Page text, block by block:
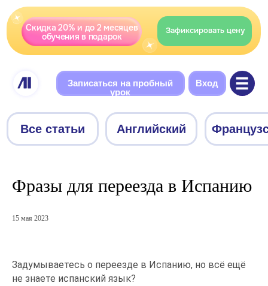
Зафиксировать цену
Скидка 20% и до 2 месяцев
обучения в подарок
Все статьи Английский Французский
Фразы для переезда в Испанию
15 мая 2023
Задумываетесь о переезде в Испанию, но всё ещё
не знаете испанский язык?